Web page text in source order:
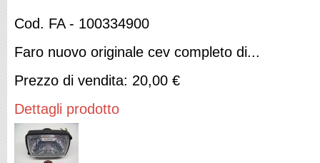
Cod. FA - 100334900
Faro nuovo originale cev completo di...
Prezzo di vendita: 20,00 €
Dettagli prodotto